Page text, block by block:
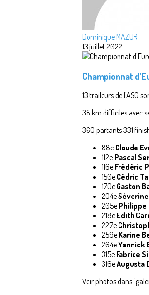
Dominique MAZUR
13 juillet 2022
Championnat
13 traileurs de l'ASG
38 km difficiles avec
360 partants 331
88e Claude
112e Pascal
116e Frédéric
150e Cédric
170e Gaston
204e
205e Philippe
218e Edith
227e
259e Karine
264eYannick
315e Fabrice
316eAugusta
Voir photos dans